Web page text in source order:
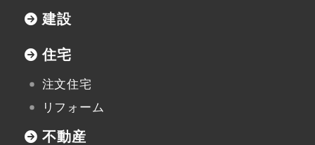
建設
住宅
注文住宅
リフォーム
不動産